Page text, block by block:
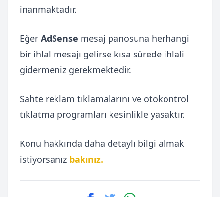
inanmaktadır.
Eğer AdSense mesaj panosuna herhangi
bir ihlal mesajı gelirse kısa sürede ihlali
gidermeniz gerekmektedir.
Sahte reklam tıklamalarını ve otokontrol
tıklatma programları kesinlikle yasaktır.
Konu hakkında daha detaylı bilgi almak
istiyorsanız bakınız.